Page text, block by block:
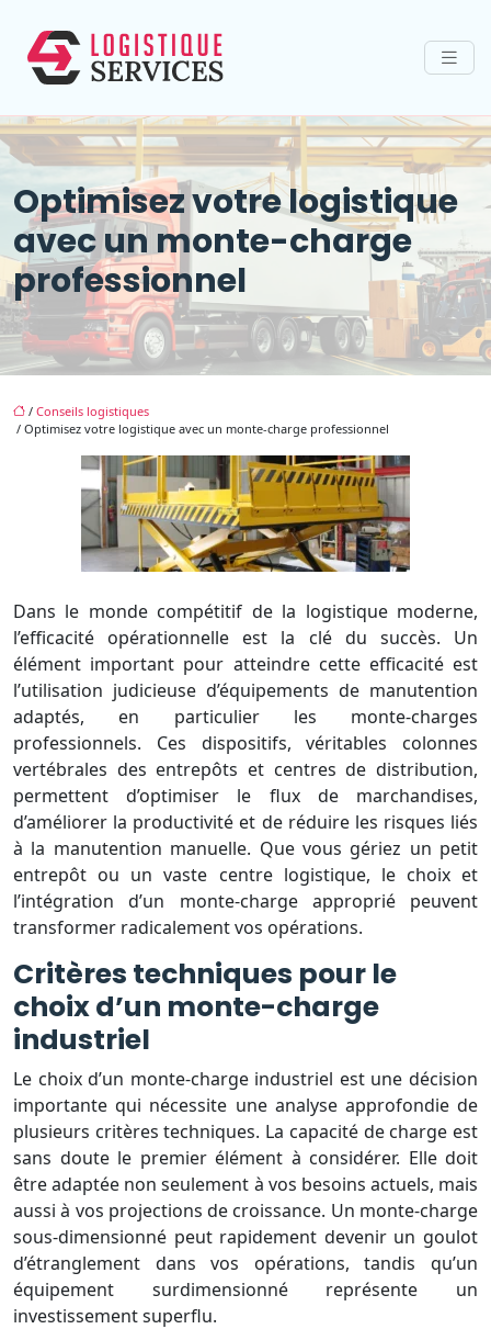
Optimisez votre logistique
avec un monte-charge
professionnel
/ Conseils logistiques
/ Optimisez votre logistique avec un monte-charge professionnel
Dans le monde compétitif de la logistique moderne,
l’efficacité opérationnelle est la clé du succès. Un
élément important pour atteindre cette efficacité est
l’utilisation judicieuse d’équipements de manutention
adaptés, en particulier les monte-charges
professionnels. Ces dispositifs, véritables colonnes
vertébrales des entrepôts et centres de distribution,
permettent d’optimiser le flux de marchandises,
d’améliorer la productivité et de réduire les risques liés
à la manutention manuelle. Que vous gériez un petit
entrepôt ou un vaste centre logistique, le choix et
l’intégration d’un monte-charge approprié peuvent
transformer radicalement vos opérations.
Critères techniques pour le
choix d’un monte-charge
industriel
Le choix d’un monte-charge industriel est une décision
importante qui nécessite une analyse approfondie de
plusieurs critères techniques. La capacité de charge est
sans doute le premier élément à considérer. Elle doit
être adaptée non seulement à vos besoins actuels, mais
aussi à vos projections de croissance. Un monte-charge
sous-dimensionné peut rapidement devenir un goulot
d’étranglement dans vos opérations, tandis qu’un
équipement surdimensionné représente un
investissement superflu.